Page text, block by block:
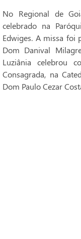
No Regional de
celebrado na
Edwiges. A missa foi
Dom Danival
Luziânia celebrou
Consagrada, na
Dom Paulo Cezar